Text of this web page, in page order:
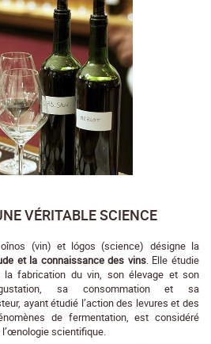
VÉRITABLE SCIENCE
(vin) et lógos (science) désigne la
et la connaissance des vins. Elle étudie
fabrication du vin, son élevage et son
sa consommation et sa
ayant étudié l’action des levures et des
de fermentation, est considéré
scientifique.